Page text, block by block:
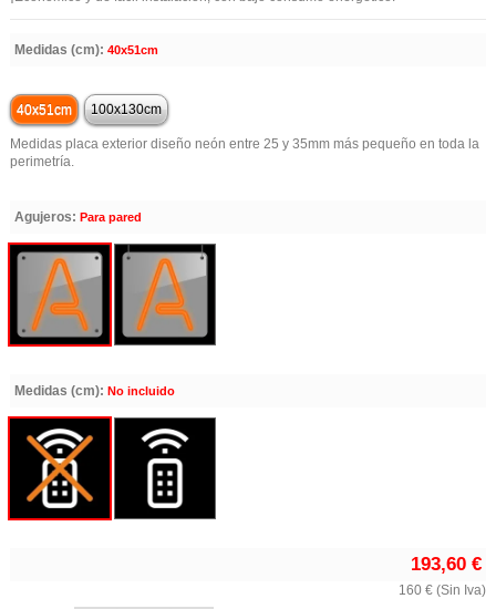
Medidas (cm): 40x51cm
40x51cm 100x130cm
Medidas placa exterior diseño neón entre 25 y 35mm más pequeño en toda la
perimetría.
Agujeros: Para pared
Medidas (cm): No incluido
193,60 €
160 € (Sin Iva)